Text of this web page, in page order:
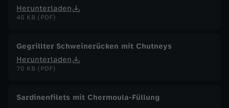
Herunterladen
46 KB (PDF)
Gegrillter Schweinerücken mit Chutneys
Herunterladen
70 KB (PDF)
Sardinenfilets mit Chermoula-Füllung